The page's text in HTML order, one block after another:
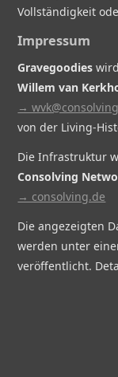
Vollständigkeit
Impressum
Gravegoodies
Willem van
→
von der Living-
Die Infrastruktur
Consolving
→ consolving.de
Die angezeigten
werden unter
veröffentlicht.